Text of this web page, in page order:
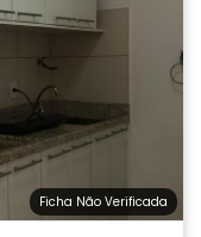
Ficha Não Verificada